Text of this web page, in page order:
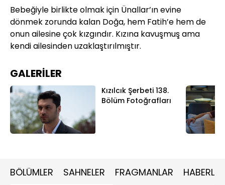
Bebeğiyle birlikte olmak için Ünallar’ın evine
dönmek zorunda kalan Doğa, hem Fatih’e hem de
onun ailesine çok kızgındır. Kızına kavuşmuş ama
kendi ailesinden uzaklaştırılmıştır.
GALERİLER
Kızılcık Şerbeti 138.
Bölüm Fotoğrafları
BÖLÜMLER SAHNELER FRAGMANLAR HABERLER